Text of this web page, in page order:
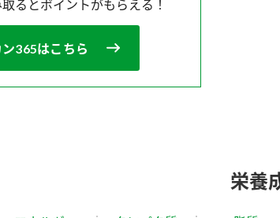
ると ポイントがもらえる！
365はこちら
栄養